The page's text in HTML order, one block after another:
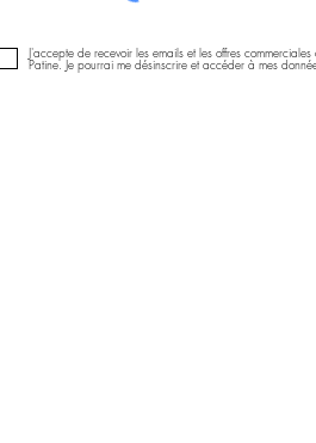
J'accepte de recevoir les emails et les offres commerciales
Patine. Je pourrai me désinscrire et accéder à mes